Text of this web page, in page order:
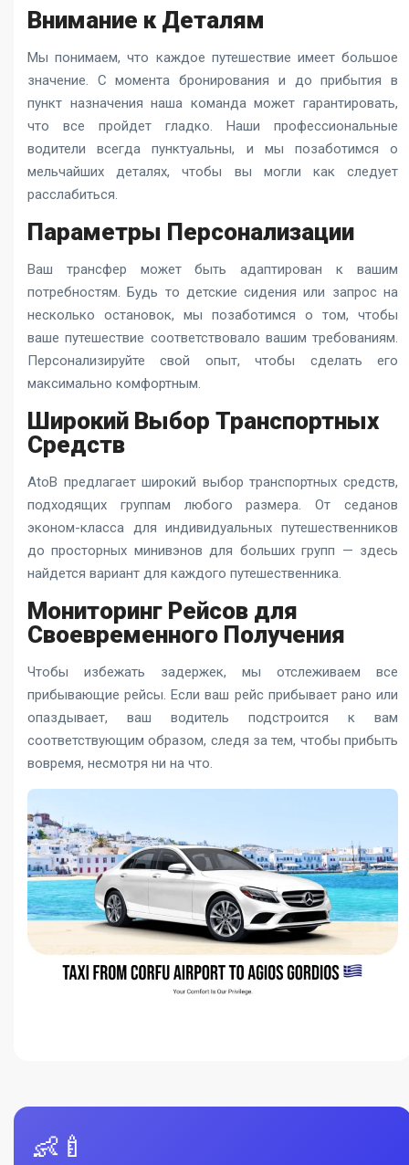
Внимание к Деталям
Мы понимаем, что каждое путешествие имеет большое
значение. С момента бронирования и до прибытия в
пункт назначения наша команда может гарантировать,
что все пройдет гладко. Наши профессиональные
водители всегда пунктуальны, и мы позаботимся о
мельчайших деталях, чтобы вы могли как следует
расслабиться.
Параметры Персонализации
Ваш трансфер может быть адаптирован к вашим
потребностям. Будь то детские сидения или запрос на
несколько остановок, мы позаботимся о том, чтобы
ваше путешествие соответствовало вашим требованиям.
Персонализируйте свой опыт, чтобы сделать его
максимально комфортным.
Широкий Выбор Транспортных
Средств
AtoB предлагает широкий выбор транспортных средств,
подходящих группам любого размера. От седанов
эконом-класса для индивидуальных путешественников
до просторных минивэнов для больших групп — здесь
найдется вариант для каждого путешественника.
Мониторинг Рейсов для
Своевременного Получения
Чтобы избежать задержек, мы отслеживаем все
прибывающие рейсы. Если ваш рейс прибывает рано или
опаздывает, ваш водитель подстроится к вам
соответствующим образом, следя за тем, чтобы прибыть
вовремя, несмотря ни на что.
👶🍼